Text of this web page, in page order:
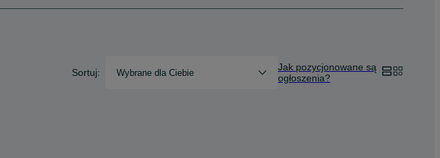
Sortuj: Wybrane dla Ciebie
Jak pozycjonowane są
ogłoszenia?